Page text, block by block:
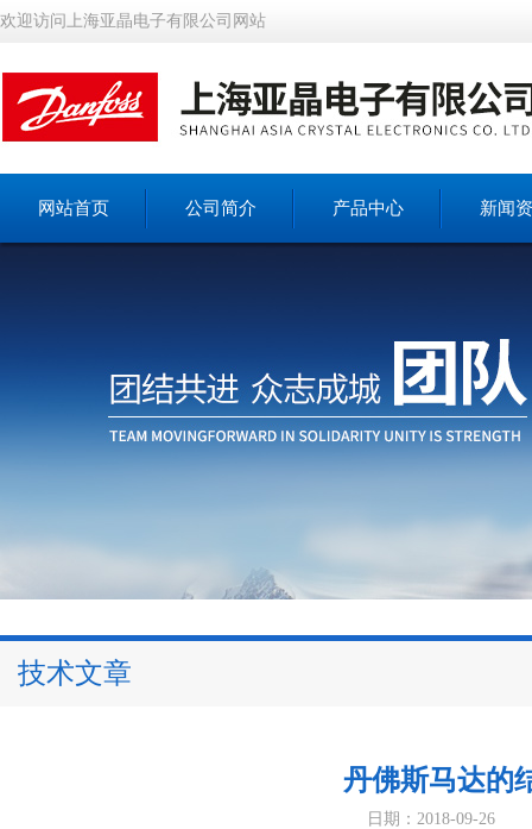
欢迎访问上海亚晶电子有限公司网站
网站首页 公司简介 产品中心 新闻
技术文章
丹佛斯马达的
日期：2018-09-26